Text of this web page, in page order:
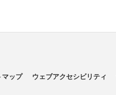
マップ ウェブアクセシビリティ